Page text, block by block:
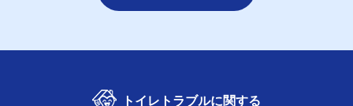
トイレトラブルに関する